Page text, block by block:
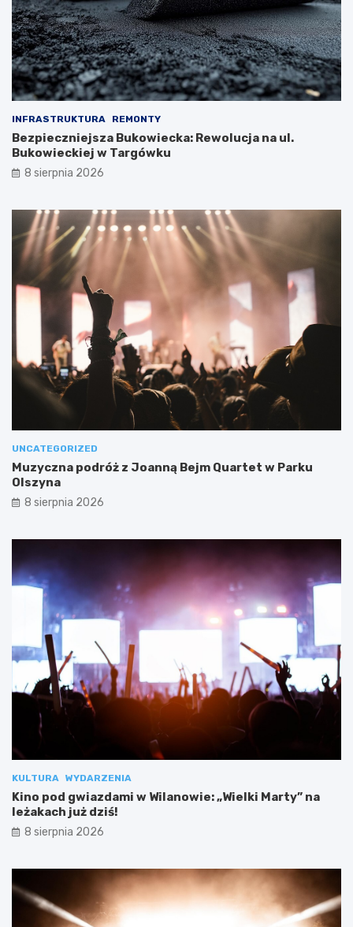
INFRASTRUKTURA REMONTY
Bezpieczniejsza Bukowiecka: Rewolucja na ul.
Bukowieckiej w Targówku
8 sierpnia 2026
UNCATEGORIZED
Muzyczna podróż z Joanną Bejm Quartet w Parku
Olszyna
8 sierpnia 2026
KULTURA WYDARZENIA
Kino pod gwiazdami w Wilanowie: „Wielki Marty” na
leżakach już dziś!
8 sierpnia 2026